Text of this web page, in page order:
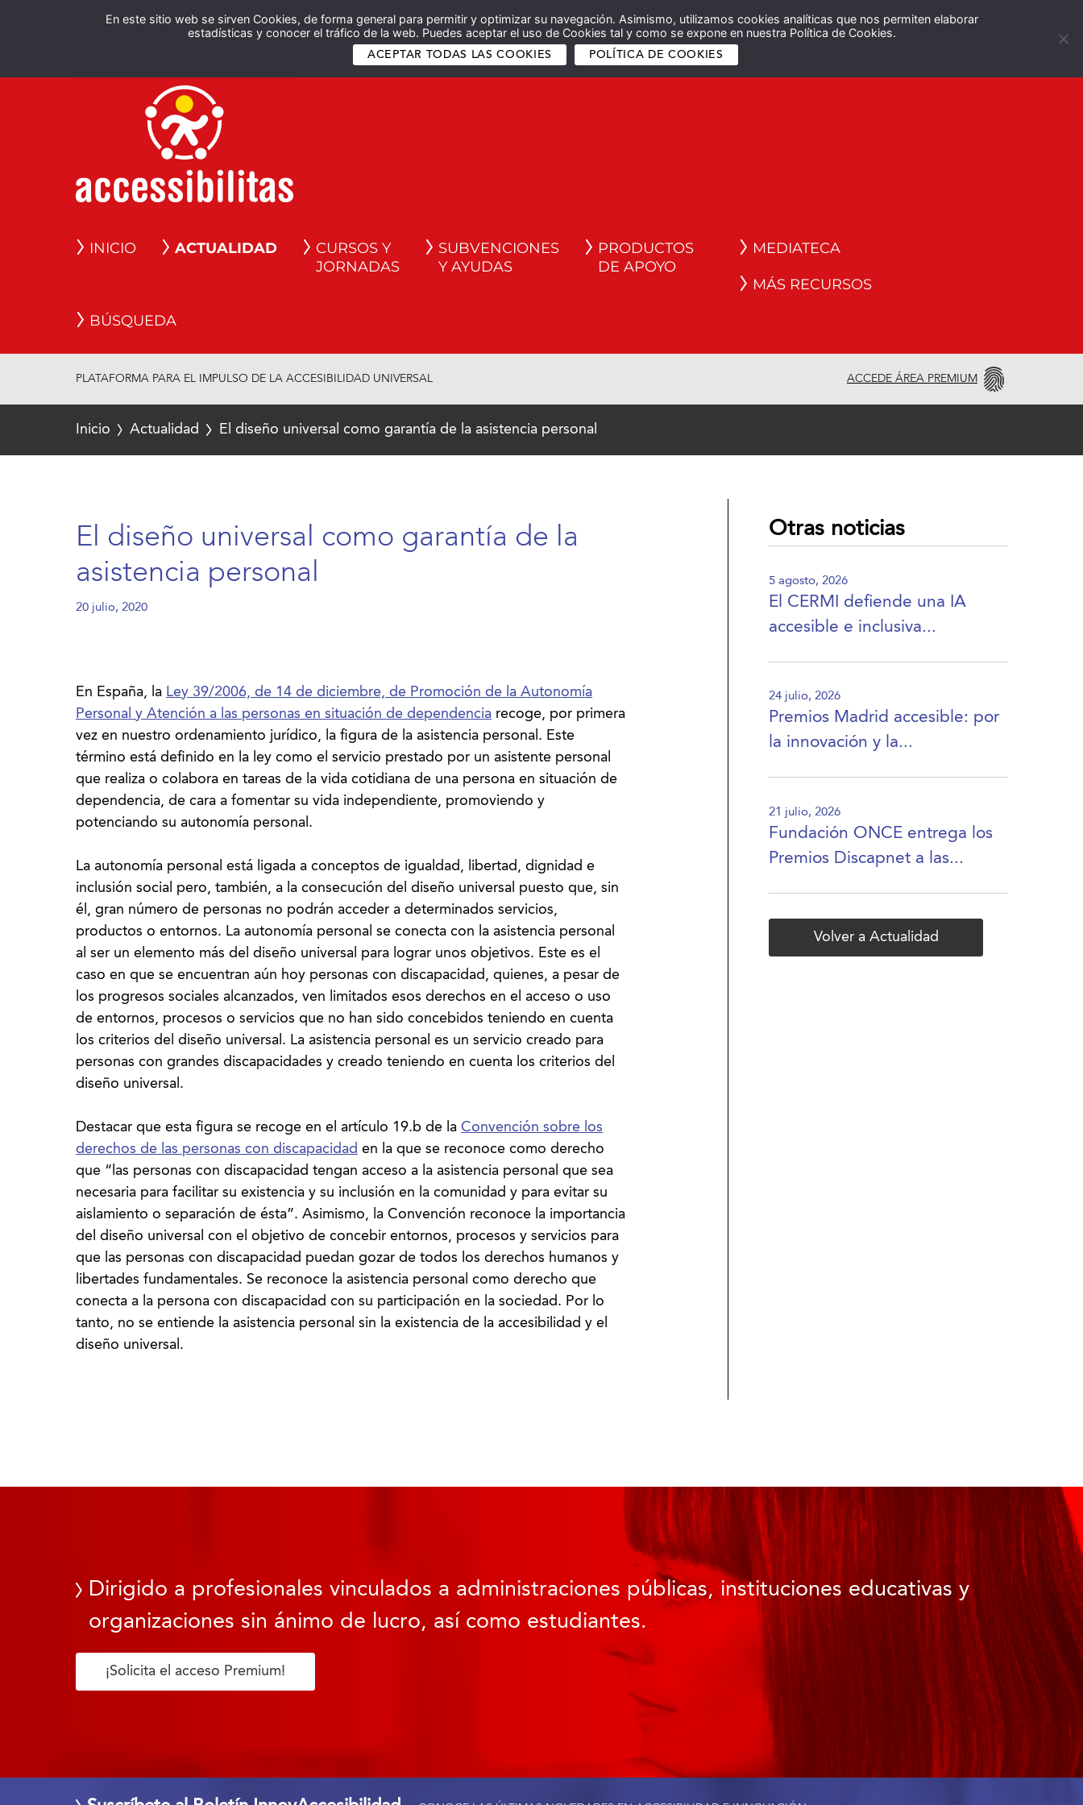
En este sitio web se sirven Cookies, de forma general para permitir y optimizar su navegación. Asimismo, utilizamos cookies analíticas que nos permiten elaborar
estadísticas y conocer el tráfico de la web. Puedes aceptar el uso de Cookies tal y como se expone en nuestra Política de Cookies.
ACEPTAR TODAS LAS COOKIES POLÍTICA DE COOKIES
Español English
INICIO ACTUALIDAD
CURSOS Y
JORNADAS
SUBVENCIONES
Y AYUDAS
PRODUCTOS
DE APOYO
MEDIATECA
MÁS RECURSOS
BÚSQUEDA
PLATAFORMA PARA EL IMPULSO DE LA ACCESIBILIDAD UNIVERSAL ACCEDE ÁREA PREMIUM
Inicio Actualidad El diseño universal como garantía de la asistencia personal
El diseño universal como garantía de la
asistencia personal
20 julio, 2020
En España, la Ley 39/2006, de 14 de diciembre, de Promoción de la Autonomía
Personal y Atención a las personas en situación de dependencia recoge, por primera
vez en nuestro ordenamiento jurídico, la figura de la asistencia personal. Este
término está definido en la ley como el servicio prestado por un asistente personal
que realiza o colabora en tareas de la vida cotidiana de una persona en situación de
dependencia, de cara a fomentar su vida independiente, promoviendo y
potenciando su autonomía personal.
La autonomía personal está ligada a conceptos de igualdad, libertad, dignidad e
inclusión social pero, también, a la consecución del diseño universal puesto que, sin
él, gran número de personas no podrán acceder a determinados servicios,
productos o entornos. La autonomía personal se conecta con la asistencia personal
al ser un elemento más del diseño universal para lograr unos objetivos. Este es el
caso en que se encuentran aún hoy personas con discapacidad, quienes, a pesar de
los progresos sociales alcanzados, ven limitados esos derechos en el acceso o uso
de entornos, procesos o servicios que no han sido concebidos teniendo en cuenta
los criterios del diseño universal. La asistencia personal es un servicio creado para
personas con grandes discapacidades y creado teniendo en cuenta los criterios del
diseño universal.
Destacar que esta figura se recoge en el artículo 19.b de laConvención sobre los
derechos de las personas con discapacidad en la que se reconoce como derecho
que “las personas con discapacidad tengan acceso a la asistencia personal que sea
necesaria para facilitar su existencia y su inclusión en la comunidad y para evitar su
aislamiento o separación de ésta”. Asimismo, la Convención reconoce la importancia
del diseño universal con el objetivo de concebir entornos, procesos y servicios para
que las personas con discapacidad puedan gozar de todos los derechos humanos y
libertades fundamentales. Se reconoce la asistencia personal como derecho que
conecta a la persona con discapacidad con su participación en la sociedad. Por lo
tanto, no se entiende la asistencia personal sin la existencia de la accesibilidad y el
diseño universal.
Otras noticias
5 agosto, 2026
El CERMI defiende una IA
accesible e inclusiva...
24 julio, 2026
Premios Madrid accesible: por
la innovación y la...
21 julio, 2026
Fundación ONCE entrega los
Premios Discapnet a las...
Volver a Actualidad
Dirigido a profesionales vinculados a administraciones públicas, instituciones educativas y
organizaciones sin ánimo de lucro, así como estudiantes.
¡Solicita el acceso Premium!